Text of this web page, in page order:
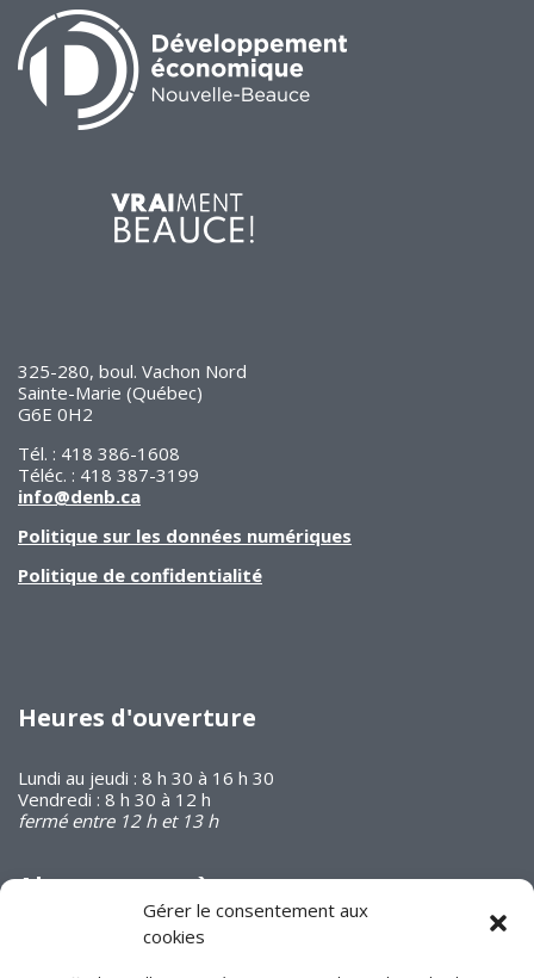
Gérer le consentement aux
cookies
325-280, boul. Vachon Nord
Sainte-Marie (Québec)
G6E 0H2
Tél. : 418 386-1608
Téléc. : 418 387-3199
info@denb.ca
Politique sur les données numériques
Politique de confidentialité
Heures d'ouverture
Lundi au jeudi : 8 h 30 à 16 h 30
Vendredi : 8 h 30 à 12 h
fermé entre 12 h et 13 h
Abonnez-vous à
notre infolettre